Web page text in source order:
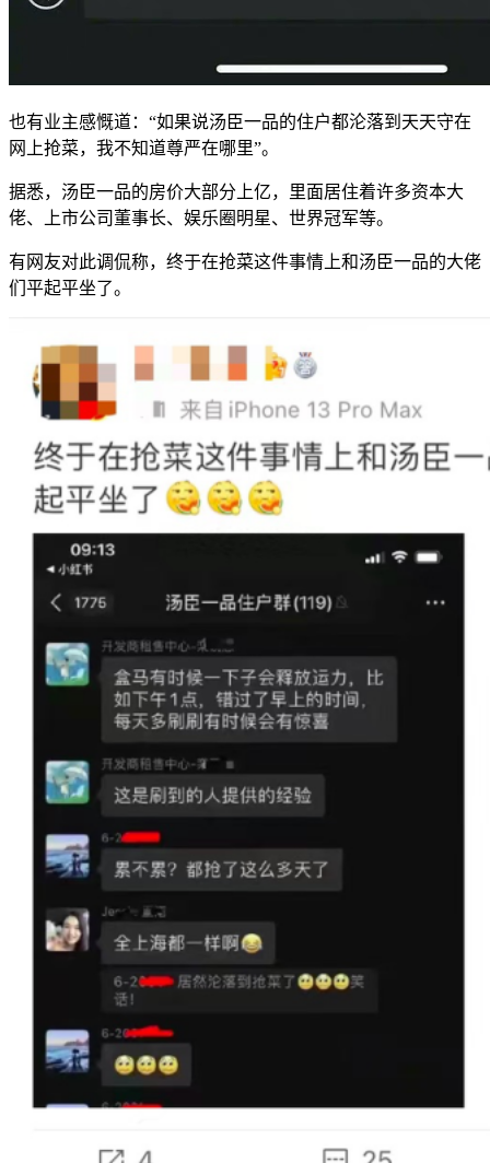
也有业主感慨道：“如果说汤臣一品的住户都沦落到天天守在
网上抢菜，我不知道尊严在哪里”。
据悉，汤臣一品的房价大部分上亿，里面居住着许多资本大
佬、上市公司董事长、娱乐圈明星、世界冠军等。
有网友对此调侃称，终于在抢菜这件事情上和汤臣一品的大佬
们平起平坐了。